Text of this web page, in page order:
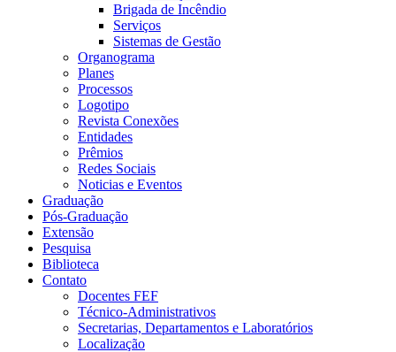
Brigada de Incêndio
Serviços
Sistemas de Gestão
Organograma
Planes
Processos
Logotipo
Revista Conexões
Entidades
Prêmios
Redes Sociais
Noticias e Eventos
Graduação
Pós-Graduação
Extensão
Pesquisa
Biblioteca
Contato
Docentes FEF
Técnico-Administrativos
Secretarias, Departamentos e Laboratórios
Localização